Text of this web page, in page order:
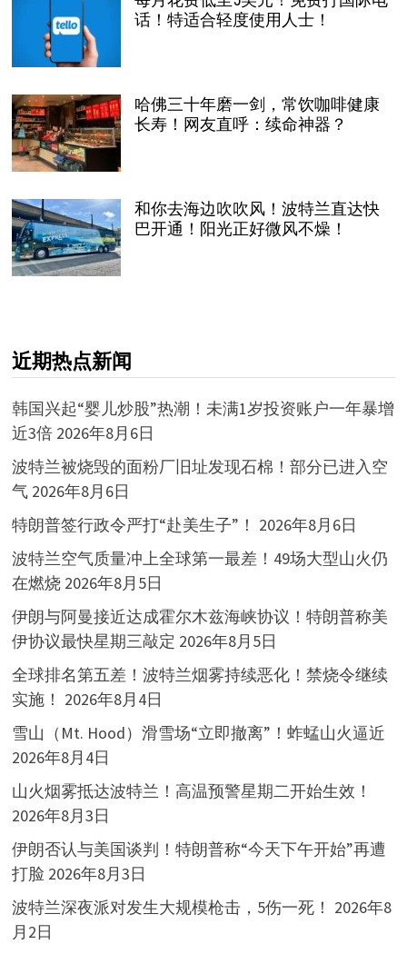
话！特适合轻度使用人士！
哈佛三十年磨一剑，常饮咖啡健康
长寿！网友直呼：续命神器？
和你去海边吹吹风！波特兰直达快
巴开通！阳光正好微风不燥！
近期热点新闻
韩国兴起“婴儿炒股”热潮！未满1岁投资账户一年暴增
近3倍 2026年8月6日
波特兰被烧毁的面粉厂旧址发现石棉！部分已进入空
气 2026年8月6日
特朗普签行政令严打“赴美生子”！ 2026年8月6日
波特兰空气质量冲上全球第一最差！49场大型山火仍
在燃烧 2026年8月5日
伊朗与阿曼接近达成霍尔木兹海峡协议！特朗普称美
伊协议最快星期三敲定 2026年8月5日
全球排名第五差！波特兰烟雾持续恶化！禁烧令继续
实施！ 2026年8月4日
雪山（Mt. Hood）滑雪场“立即撤离”！蚱蜢山火逼近
2026年8月4日
山火烟雾抵达波特兰！高温预警星期二开始生效！
2026年8月3日
伊朗否认与美国谈判！特朗普称“今天下午开始”再遭
打脸 2026年8月3日
波特兰深夜派对发生大规模枪击，5伤一死！ 2026年8
月2日